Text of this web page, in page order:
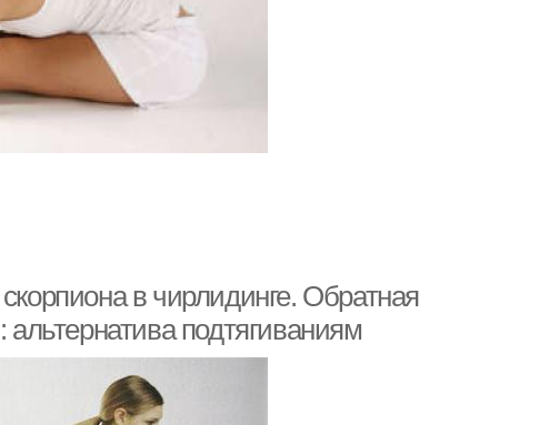
в чирлидинге. Обратная
подтягиваниям